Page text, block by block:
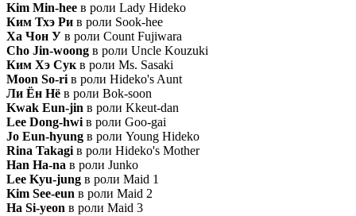
Kim Min-hee в роли Lady Hideko
Ким Тхэ Ри в роли Sook-hee
Ха Чон У в роли Count Fujiwara
Cho Jin-woong в роли Uncle Kouzuki
Ким Хэ Сук в роли Ms. Sasaki
Moon So-ri в роли Hideko's Aunt
Ли Ён Нё в роли Bok-soon
Kwak Eun-jin в роли Kkeut-dan
Lee Dong-hwi в роли Goo-gai
Jo Eun-hyung в роли Young Hideko
Rina Takagi в роли Hideko's Mother
Han Ha-na в роли Junko
Lee Kyu-jung в роли Maid 1
Kim See-eun в роли Maid 2
Ha Si-yeon в роли Maid 3